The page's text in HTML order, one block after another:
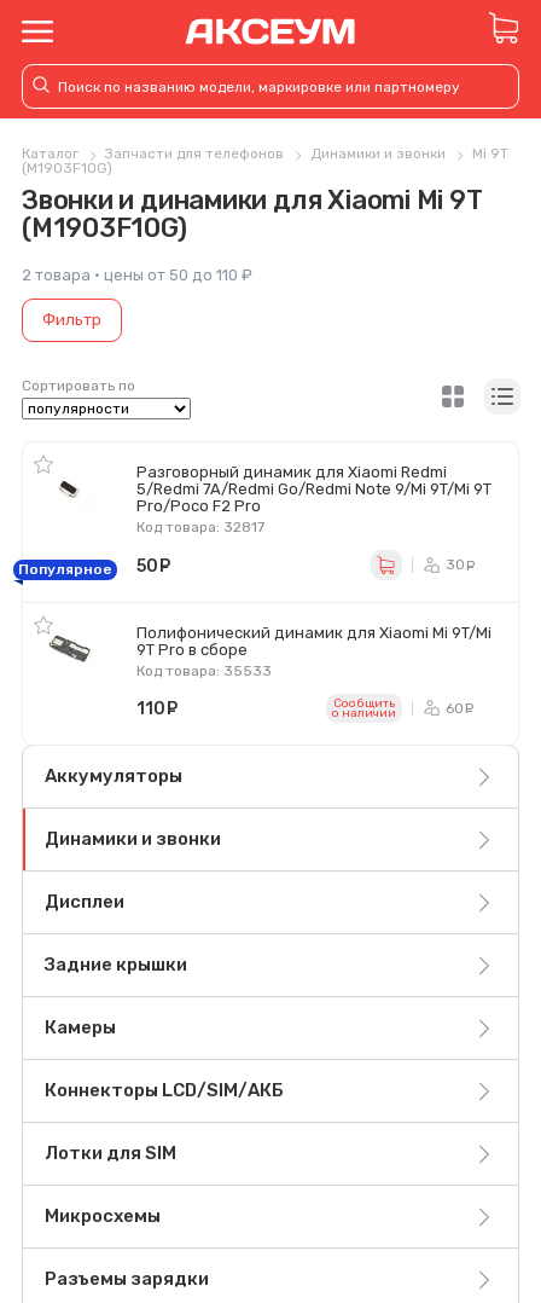
Каталог Запчасти для телефонов Динамики и звонки
Mi 9T
(M1903F10G)
Звонки и динамики для Xiaomi Mi 9T
(M1903F10G)
2 товара · цены от 50 до 110 ₽
Фильтр
Сортировать по
Разговорный динамик для Xiaomi Redmi
5/Redmi 7A/Redmi Go/Redmi Note 9/Mi 9T/Mi 9T
Pro/Poco F2 Pro
Код товара: 32817
Популярное 50 30
Полифонический динамик для Xiaomi Mi 9T/Mi
9T Pro в сборе
Код товара: 35533
110 Сообщить
o наличии 60
Аккумуляторы
Динамики и звонки
Дисплеи
Задние крышки
Камеры
Коннекторы LCD/SIM/АКБ
Лотки для SIM
Микросхемы
Разъемы зарядки